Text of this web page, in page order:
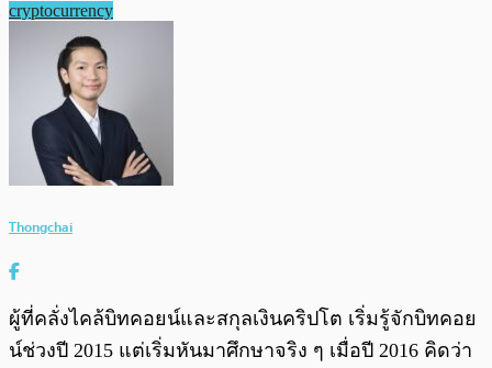
cryptocurrency
Thongchai
ผู้ที่คลั่งไคล้บิทคอยน์และสกุลเงินคริปโต เริ่มรู้จักบิทคอย
น์ช่วงปี 2015 แต่เริ่มหันมาศึกษาจริง ๆ เมื่อปี 2016 คิดว่า